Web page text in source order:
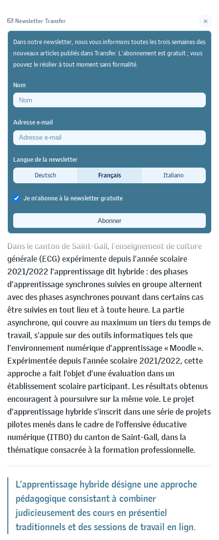
Newsletter Archives
02/05/26
Canton de Saint-Gall : l’apprentissage hybride
professionnelles
Pour que les jeunes apprennent à
leur rythme
Charlotte Nüesch,Marc Bischof,Nadja Egli&Lukas Sonderegger
Dans le canton de Saint-Gall, l’enseignement de culture
générale (ECG) expérimente depuis l’année scolaire
2021/2022 l’apprentissage dit hybride : des phases
d’apprentissage synchrones suivies en groupe alternent
avec des phases asynchrones pouvant dans certains cas
être suivies en tout lieu et à toute heure. La partie
asynchrone, qui couvre au maximum un tiers du temps de
travail, s’appuie sur des outils informatiques tels que
l’environnement numérique d’apprentissage « Moodle ».
Expérimentée depuis l’année scolaire 2021/2022, cette
approche a fait l’objet d’une évaluation dans un
établissement scolaire participant. Les résultats obtenus
encouragent à poursuivre sur la même voie. Le projet
d’apprentissage hybride s’inscrit dans une série de projets
pilotes menés dans le cadre de l’offensive éducative
numérique (ITBO) du canton de Saint-Gall, dans la
thématique consacrée à la formation professionnelle.
L’apprentissage hybride désigne une approche
pédagogique consistant à combiner
judicieusement des cours en présentiel
traditionnels et des sessions de travail en lign.
Newsletter Transfer
Dans notre newsletter, nous vous informons toutes les trois semaines des
nouveaux articles publiés dans Transfer. L'abonnement est gratuit ; vous
pouvez le résilier à tout moment sans formalité.
Nom
Adresse e-mail
Langue de la newsletter
Deutsch
Français Italiano
Je m'abonne à la newsletter gratuite